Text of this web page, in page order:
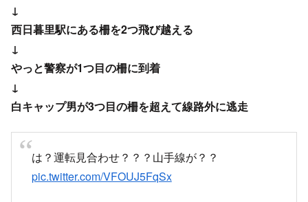
↓
西日暮里駅にある柵を2つ飛び越える
↓
やっと警察が1つ目の柵に到着
↓
白キャップ男が3つ目の柵を超えて線路外に逃走
は？運転見合わせ？？？山手線が？？
pic.twitter.com/VFOUJ5FqSx